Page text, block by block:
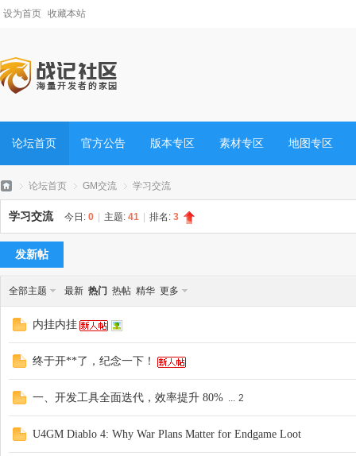
设为首页 收藏本站
论坛首页 官方公告 版本专区 素材专区 地图专区
记
»
论坛首页 GM交流 学习交流
学习交流 今日: 0 主题: 41 排名: 3
发新帖
全部主题 最新 热门 热帖 精华 更多
内挂内挂
终于开**了，纪念一下！
一、开发工具全面迭代，效率提升 80% ... 2
U4GM Diablo 4: Why War Plans Matter for Endgame Loot